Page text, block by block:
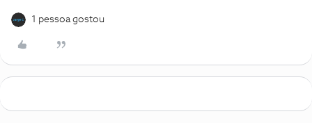
1 pessoa gostou